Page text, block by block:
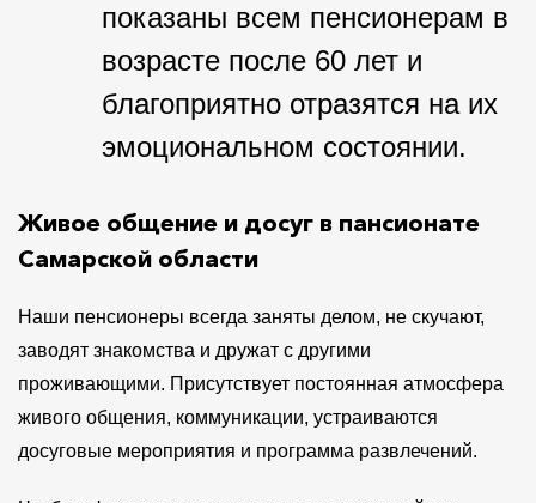
показаны всем пенсионерам в
возрасте после 60 лет и
благоприятно отразятся на их
эмоциональном состоянии.
Живое общение и досуг в пансионате
Самарской области
Наши пенсионеры всегда заняты делом, не скучают,
заводят знакомства и дружат с другими
проживающими. Присутствует постоянная атмосфера
живого общения, коммуникации, устраиваются
досуговые мероприятия и программа развлечений.